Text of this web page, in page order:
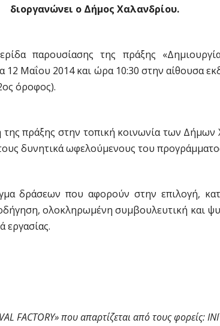
διοργανώνει ο Δήμος Χαλανδρίου.
παρουσίασης της πράξης
12 Μαΐου 2014 και ώρα 10:30 στην αίθουσα
όροφος).
πράξης στην τοπική κοινωνία των Δήμων
δυνητικά ωφελούμενους του
δράσεων που αφορούν στην επιλογή,
ολοκληρωμένη συμβουλευτική και
εργασίας.
FACTORY» που απαρτίζεται από τους φορείς: